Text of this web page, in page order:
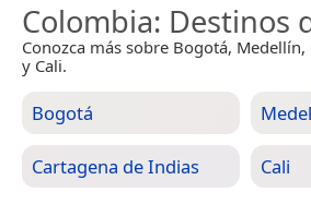
Colombia: Destinos
Conozca más sobre Bogotá,
y Cali.
Bogotá
Cartagena de Indias Cali